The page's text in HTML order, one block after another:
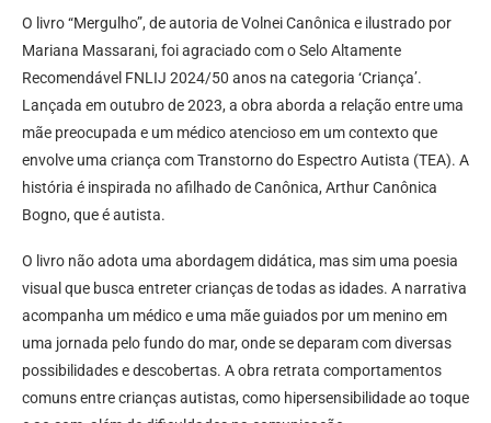
O livro “Mergulho”, de autoria de Volnei Canônica e ilustrado por
Mariana Massarani, foi agraciado com o Selo Altamente
Recomendável FNLIJ 2024/50 anos na categoria ‘Criança’.
Lançada em outubro de 2023, a obra aborda a relação entre uma
mãe preocupada e um médico atencioso em um contexto que
envolve uma criança com Transtorno do Espectro Autista (TEA). A
história é inspirada no afilhado de Canônica, Arthur Canônica
Bogno, que é autista.
O livro não adota uma abordagem didática, mas sim uma poesia
visual que busca entreter crianças de todas as idades. A narrativa
acompanha um médico e uma mãe guiados por um menino em
uma jornada pelo fundo do mar, onde se deparam com diversas
possibilidades e descobertas. A obra retrata comportamentos
comuns entre crianças autistas, como hipersensibilidade ao toque